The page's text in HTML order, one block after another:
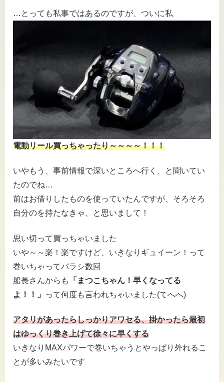
…とっても私事ではあるのですが、ついに私
電動リール買っちゃったり～～～～！！！
いやもう、事前情報で深いところへ行く、と聞いてい
たのでね…
前はお借りしたものを使っていたんですが、そろそろ
自分のを持たなきゃ、と思いまして！
思い切って買っちゃいました
いや～～楽！楽ですけど、いきなりギュイーン！って
巻いちゃってバラシ数回
船長さんからも
「まつこちゃん！早くなってる
よ！！」
って何度も言われちゃいました(てへへ)
アタリがあったらしっかりアワセる、掛かったら最初
はゆっくり巻き上げて徐々に早くする
いきなりMAXパワーで巻いちゃうとやっぱり外れるこ
とが多いみたいです